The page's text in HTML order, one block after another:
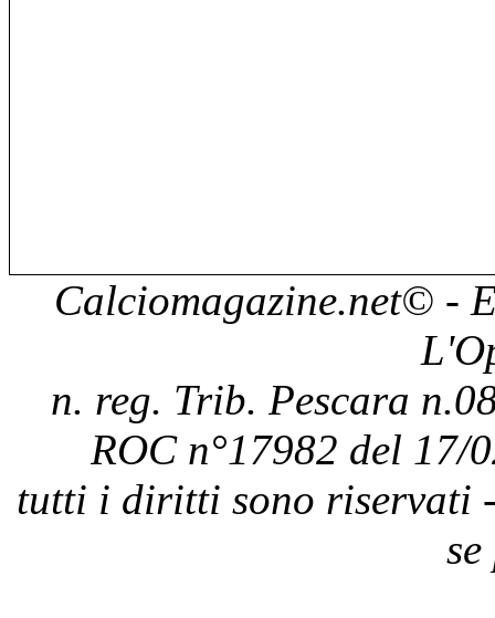
Calciomagazine.net© -
n. reg. Trib. Pescara
ROC n°17982 del 17/
tutti i diritti sono riservati